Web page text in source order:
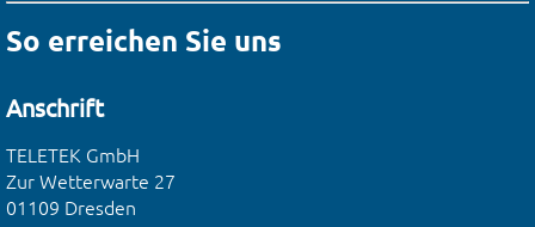
So erreichen Sie uns
Anschrift
TELETEK GmbH
Zur Wetterwarte 27
01109 Dresden